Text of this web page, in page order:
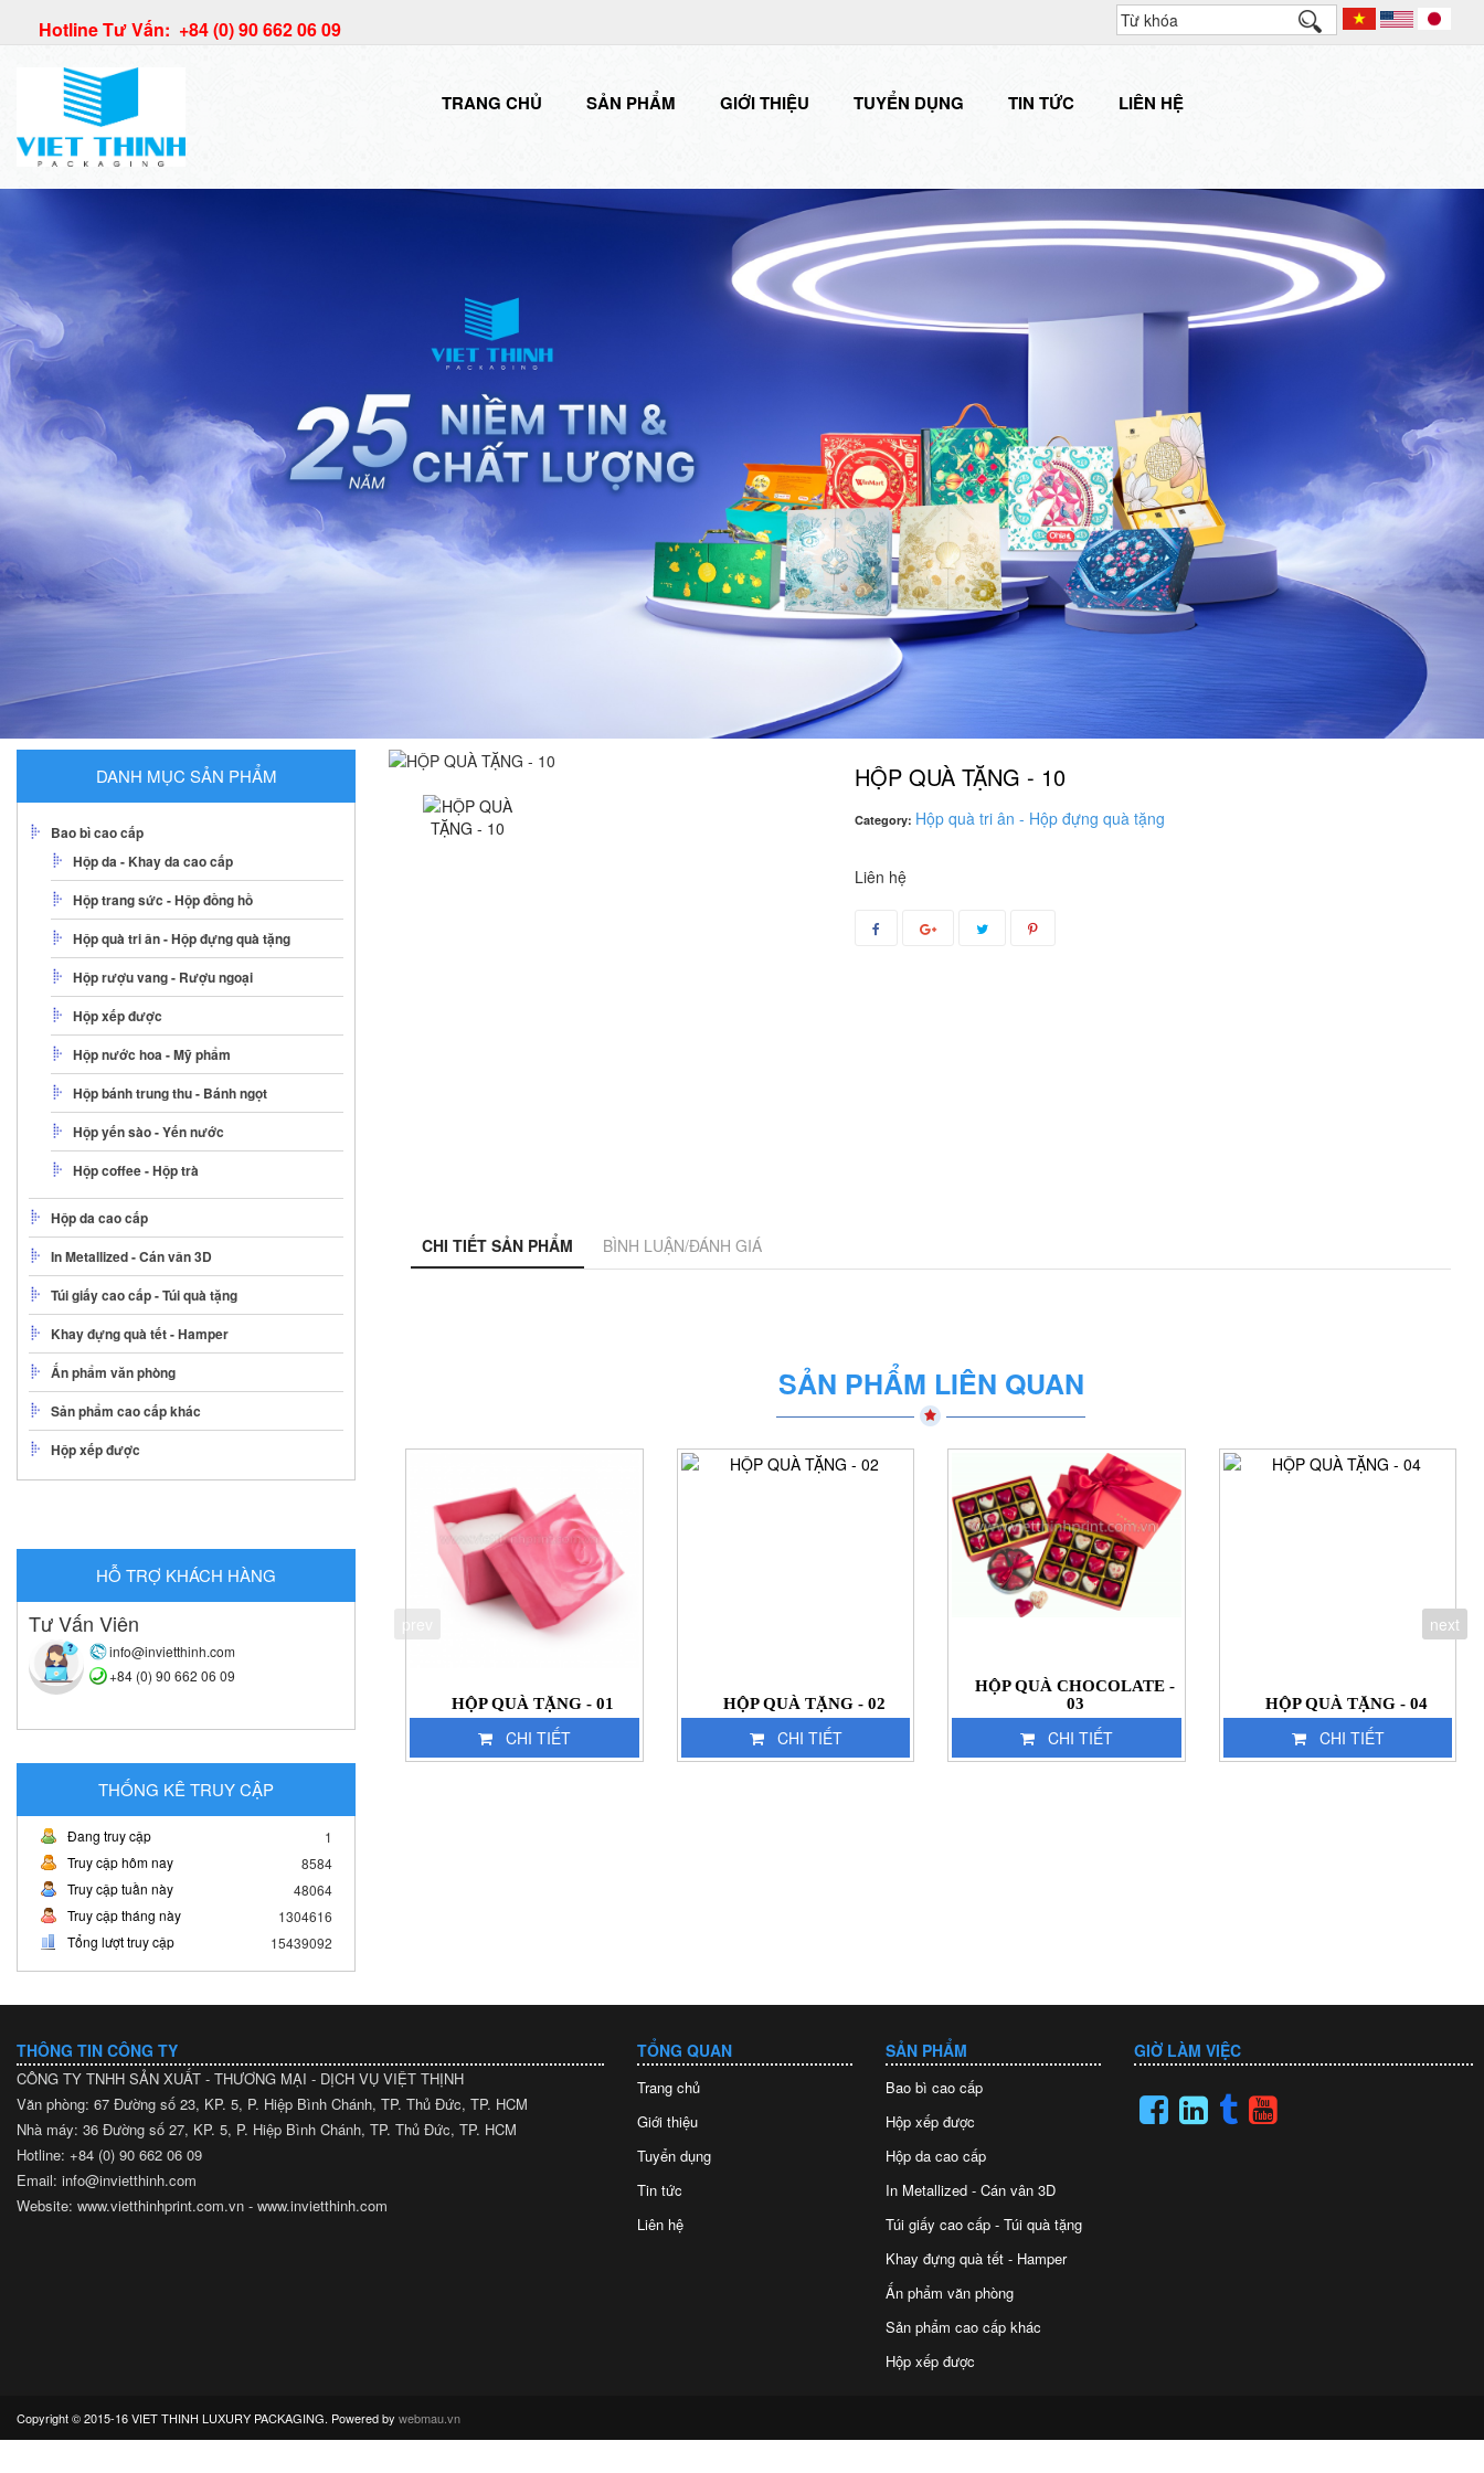
Hotline Tư Vấn: +84 (0) 90 662 06 09
TRANG CHỦ SẢN PHẨM GIỚI THIỆU TUYỂN DỤNG TIN TỨC LIÊN HỆ
DANH MỤC SẢN PHẨM
Bao bì cao cấp
Hộp da - Khay da cao cấp
Hộp trang sức - Hộp đồng hồ
Hộp quà tri ân - Hộp đựng quà tặng
Hộp rượu vang - Rượu ngoại
Hộp xếp được
Hộp nước hoa - Mỹ phẩm
Hộp bánh trung thu - Bánh ngọt
Hộp yến sào - Yến nước
Hộp coffee - Hộp trà
Hộp da cao cấp
In Metallized - Cán vân 3D
Túi giấy cao cấp - Túi quà tặng
Khay đựng quà tết - Hamper
Ấn phẩm văn phòng
Sản phẩm cao cấp khác
Hộp xếp được
HỖ TRỢ KHÁCH HÀNG
Tư Vấn Viên
info@invietthinh.com
+84 (0) 90 662 06 09
THỐNG KÊ TRUY CẬP
Đang truy cập
1
Truy cập hôm nay
8584
Truy cập tuần này
48064
Truy cập tháng này
1304616
Tổng lượt truy cập
15439092
HỘP QUÀ TẶNG - 10
Category: Hộp quà tri ân - Hộp đựng quà tặng
Liên hệ
CHI TIẾT SẢN PHẨM BÌNH LUẬN/ĐÁNH GIÁ
SẢN PHẨM LIÊN QUAN
HỘP QUÀ TẶNG - 01
CHI TIẾT
HỘP QUÀ TẶNG - 02
CHI TIẾT
HỘP QUÀ CHOCOLATE -
03
CHI TIẾT
HỘP QUÀ TẶNG - 04
CHI TIẾT
next
THÔNG TIN CÔNG TY
CÔNG TY TNHH SẢN XUẤT - THƯƠNG MẠI - DỊCH VỤ VIỆT THỊNH
Văn phòng: 67 Đường số 23, KP. 5, P. Hiệp Bình Chánh, TP. Thủ Đức, TP. HCM
Nhà máy: 36 Đường số 27, KP. 5, P. Hiệp Bình Chánh, TP. Thủ Đức, TP. HCM
Hotline: +84 (0) 90 662 06 09
Email: info@invietthinh.com
Website: www.vietthinhprint.com.vn - www.invietthinh.com
TỔNG QUAN
Trang chủ
Giới thiệu
Tuyển dụng
Tin tức
Liên hệ
SẢN PHẨM
Bao bì cao cấp
Hộp xếp được
Hộp da cao cấp
In Metallized - Cán vân 3D
Túi giấy cao cấp - Túi quà tặng
Khay đựng quà tết - Hamper
Ấn phẩm văn phòng
Sản phẩm cao cấp khác
Hộp xếp được
GIỜ LÀM VIỆC
Copyright © 2015-16 VIET THINH LUXURY PACKAGING. Powered by webmau.vn